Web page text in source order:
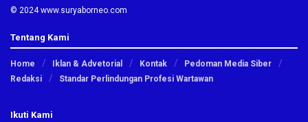
© 2024 www.suryaborneo.com
Tentang Kami
Home Iklan & Advetorial Kontak
Pedoman Media Siber
Redaksi
Standar Perlindungan Profesi Wartawan
Ikuti Kami